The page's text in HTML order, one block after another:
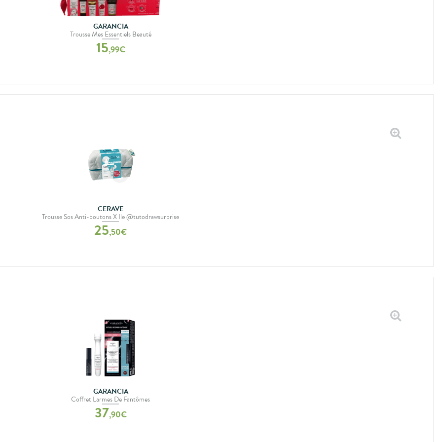
GARANCIA
Trousse Mes Essentiels Beauté
15,99€
CERAVE
Trousse Sos Anti-boutons X Ile @tutodrawsurprise
25,50€
GARANCIA
Coffret Larmes De Fantômes
37,90€